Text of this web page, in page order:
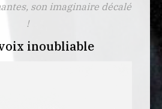
son imaginaire décalé
!
inoubliable